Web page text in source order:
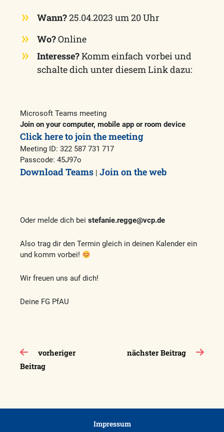
Wann?25.04.2023 um 20 Uhr
Wo?Online
Interesse?Komm einfach vorbei und
schalte dich unter diesem Link dazu:
Microsoft Teams meeting
Join on your computer, mobile app or room device
Click here to join the meeting
Meeting ID: 322 587 731 717
Passcode: 45J97o
Download Teams | Join on the web
Oder melde dich bei stefanie.regge@vcp.de
Also trag dir den Termin gleich in deinen Kalender ein
und komm vorbei!
Wir freuen uns auf dich!
Deine FG PfAU
Beitragsnavigation
vorheriger
Beitrag
nächster Beitrag
Impressum